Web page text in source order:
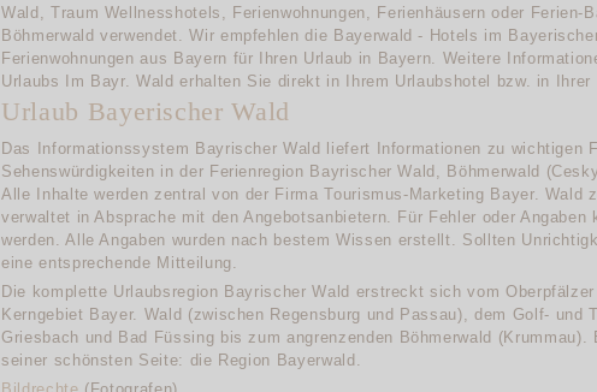
Wald, Traum Wellnesshotels, Ferienwohnungen, Ferienhäusern oder Ferien-
Böhmerwald verwendet. Wir empfehlen die Bayerwald - Hotels im
Ferienwohnungen aus Bayern für Ihren Urlaub in Bayern. Weitere
Urlaubs Im Bayr. Wald erhalten Sie direkt in Ihrem Urlaubshotel bzw. in Ihrer
Urlaub Bayerischer Wald
Das Informationssystem Bayrischer Wald liefert Informationen zu wichtigen
Sehenswürdigkeiten in der Ferienregion Bayrischer Wald, Böhmerwald
Alle Inhalte werden zentral von der Firma Tourismus-Marketing Bayer. Wald
verwaltet in Absprache mit den Angebotsanbietern. Für Fehler oder Angaben
werden. Alle Angaben wurden nach bestem Wissen erstellt. Sollten
eine entsprechende Mitteilung.
Die komplette Urlaubsregion Bayrischer Wald erstreckt sich vom
Kerngebiet Bayer. Wald (zwischen Regensburg und Passau), dem Golf- und
Griesbach und Bad Füssing bis zum angrenzenden Böhmerwald (Krummau).
seiner schönsten Seite: die Region Bayerwald.